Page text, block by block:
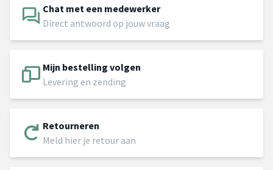
Chat met een medewerker
Direct antwoord op jouw vraag
Mijn bestelling volgen
Levering en zending
Retourneren
Meld hier je retour aan